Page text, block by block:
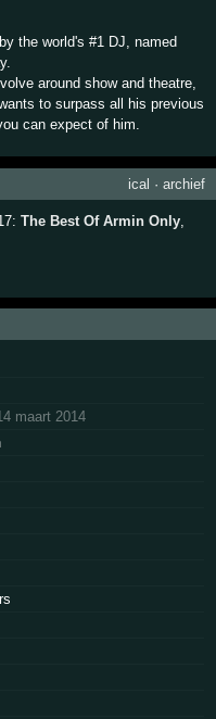
the world's #1 DJ, named
around show and theatre,
to surpass all his previous
can expect of him.
ical · archief
The Best Of Armin Only
maart 2014